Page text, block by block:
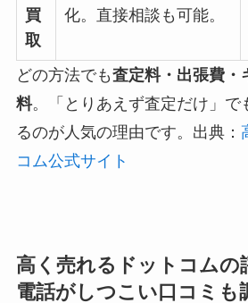
買
取
化。直接相談も可能。
どの方法でも査定料・出張費・
料。「とりあえず査定だけ」で
るのが人気の理由です。出典：
コム公式サイト
高く売れるドットコムの
電話がしつこい口コミも